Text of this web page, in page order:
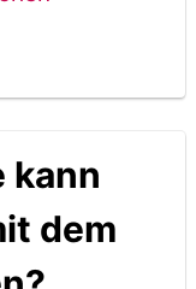
kann
dem